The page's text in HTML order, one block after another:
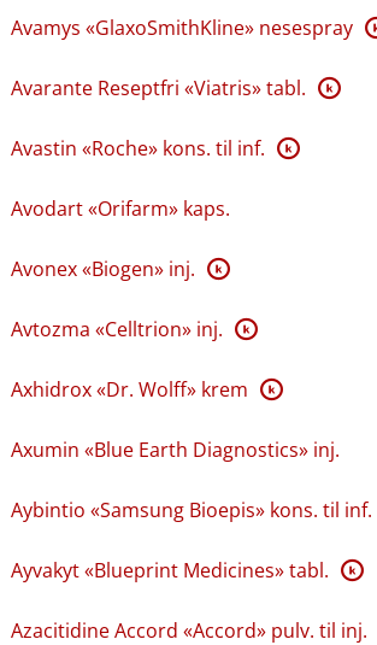
Avamys «GlaxoSmithKline» nesespray K
Avarante Reseptfri «Viatris» tabl. K
Avastin «Roche» kons. til inf. K
Avodart «Orifarm» kaps.
Avonex «Biogen» inj. K
Avtozma «Celltrion» inj. K
Axhidrox «Dr. Wolff» krem K
Axumin «Blue Earth Diagnostics» inj.
Aybintio «Samsung Bioepis» kons. til inf.
Ayvakyt «Blueprint Medicines» tabl. K
Azacitidine Accord «Accord» pulv. til inj.